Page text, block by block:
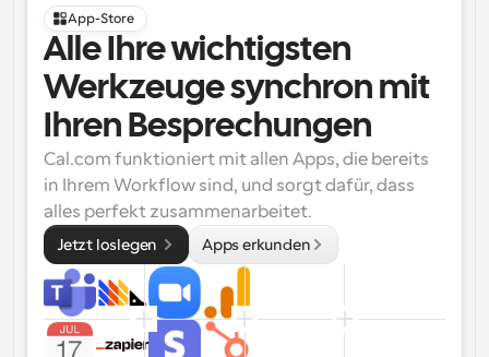
App-Store
Alle Ihre wichtigsten
Werkzeuge synchron mit
Ihren Besprechungen
Cal.com funktioniert mit allen Apps, die bereits
in Ihrem Workflow sind, und sorgt dafür, dass
alles perfekt zusammenarbeitet.
Jetzt loslegen Apps erkunden